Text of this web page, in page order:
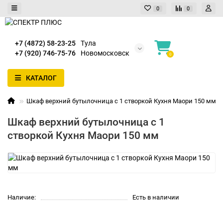
0 0
+7 (4872) 58-23-25
Тула
+7 (920) 746-75-76
Новомосковск 0
КАТАЛОГ
Шкаф верхний бутылочница с 1 створкой Кухня Маори 150 мм
Шкаф верхний бутылочница с 1
створкой Кухня Маори 150 мм
Наличие: Есть в наличии